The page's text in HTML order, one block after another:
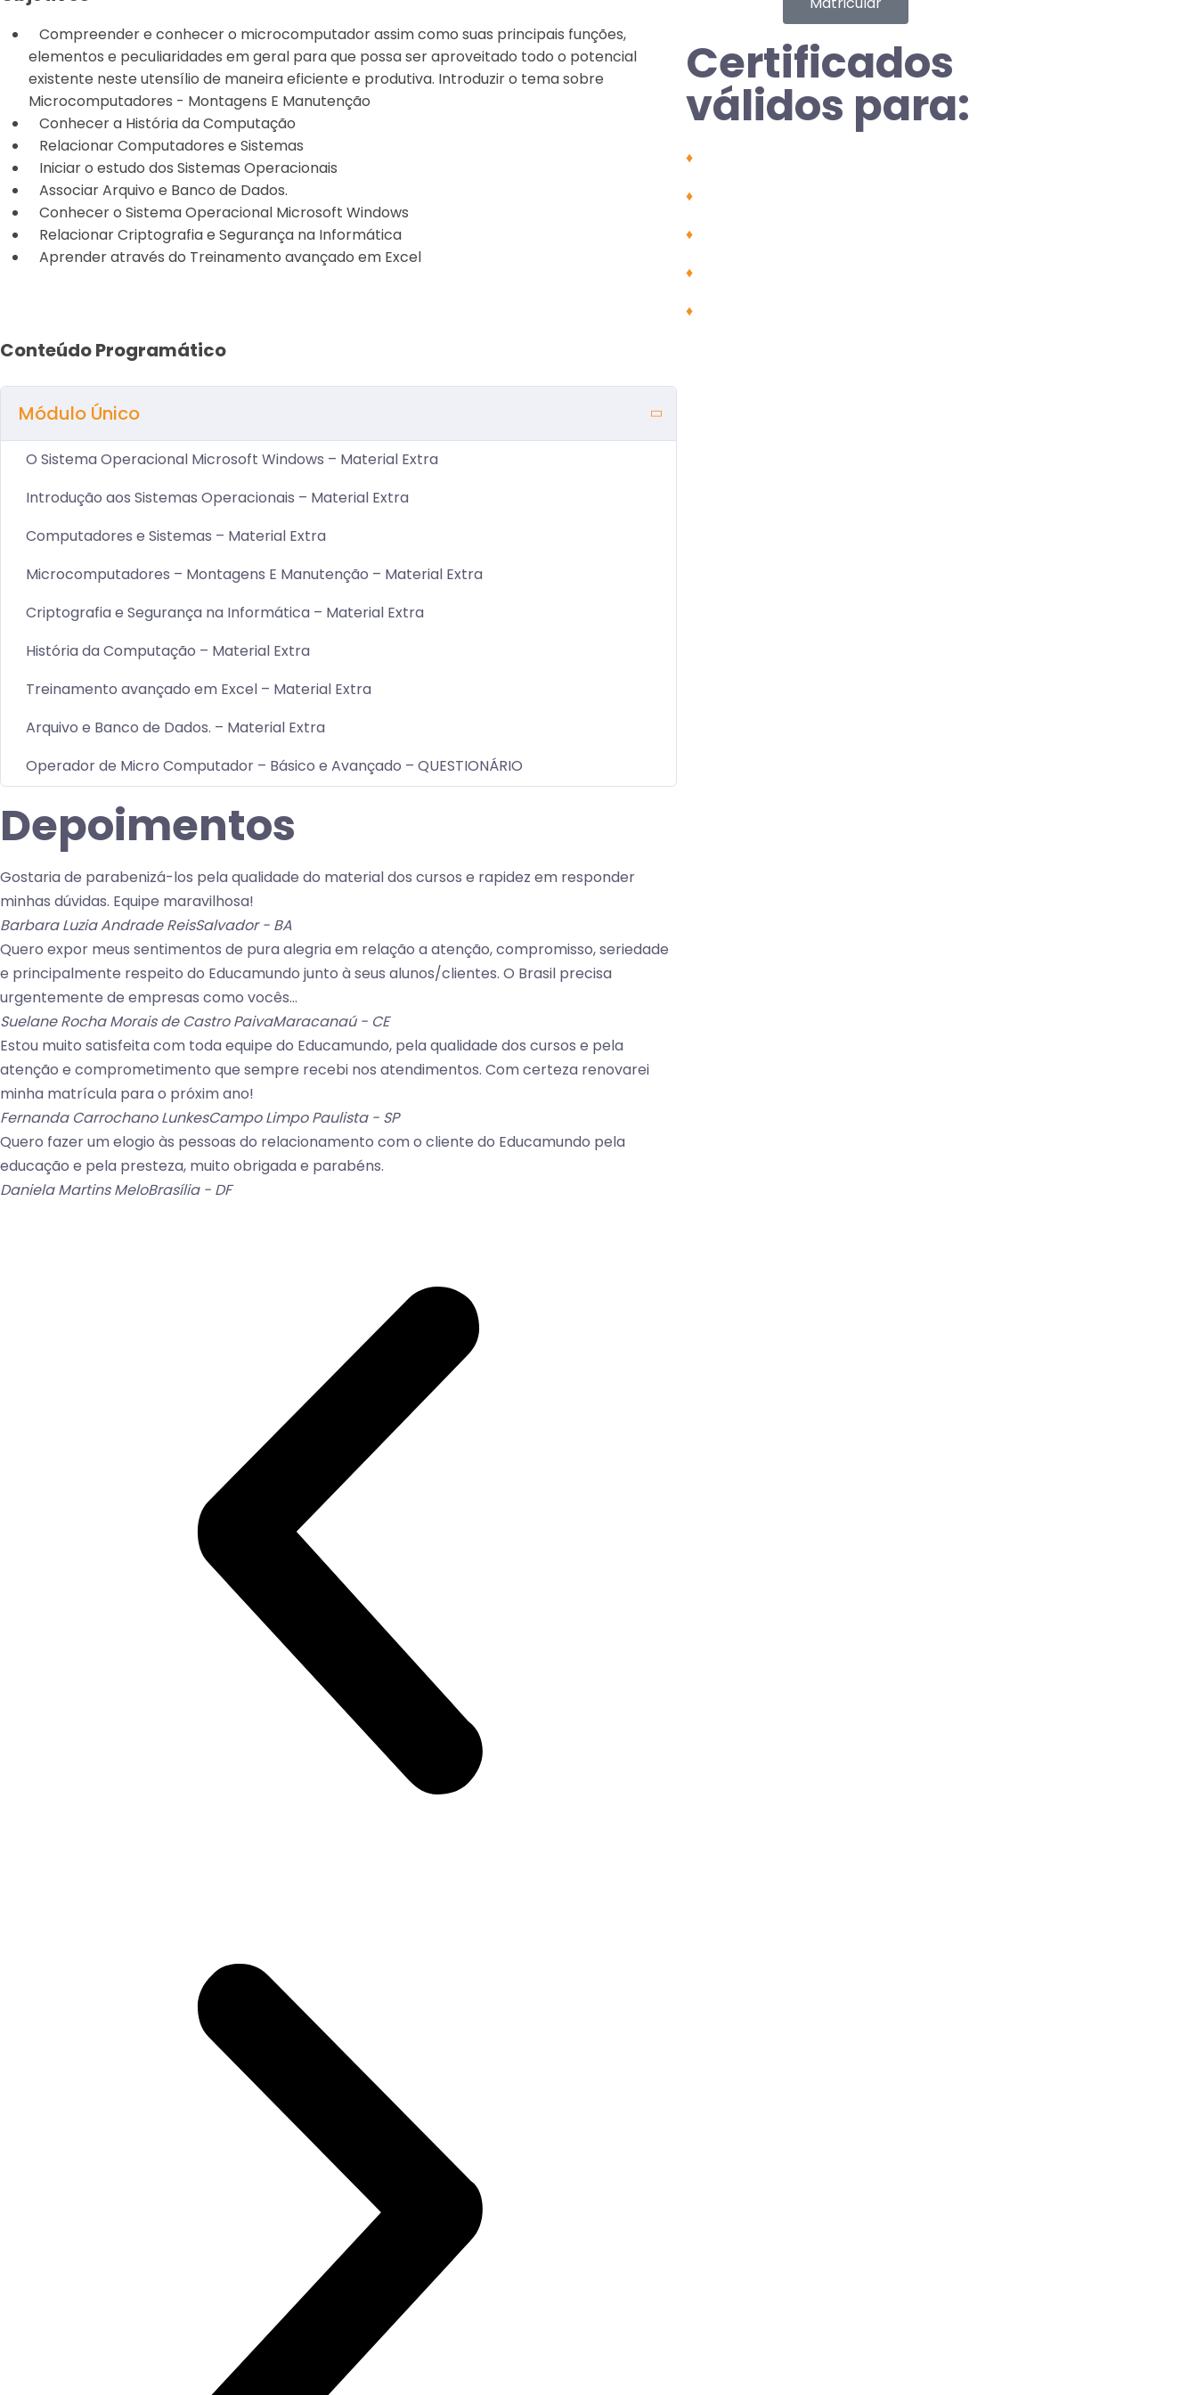
Compreender e conhecer o microcomputador assim como suas principais funções,
elementos e peculiaridades em geral para que possa ser aproveitado todo o potencial
existente neste utensílio de maneira eficiente e produtiva. Introduzir o tema sobre
Microcomputadores - Montagens E Manutenção
Conhecer a História da Computação
Relacionar Computadores e Sistemas
Iniciar o estudo dos Sistemas Operacionais
Associar Arquivo e Banco de Dados.
Conhecer o Sistema Operacional Microsoft Windows
Relacionar Criptografia e Segurança na Informática
Aprender através do Treinamento avançado em Excel
Conteúdo Programático
Módulo Único
O Sistema Operacional Microsoft Windows – Material Extra
Introdução aos Sistemas Operacionais – Material Extra
Computadores e Sistemas – Material Extra
Microcomputadores – Montagens E Manutenção – Material Extra
Criptografia e Segurança na Informática – Material Extra
História da Computação – Material Extra
Treinamento avançado em Excel – Material Extra
Arquivo e Banco de Dados. – Material Extra
Operador de Micro Computador – Básico e Avançado – QUESTIONÁRIO
Depoimentos
Gostaria de parabenizá-los pela qualidade do material dos cursos e rapidez em responder
minhas dúvidas. Equipe maravilhosa!
Barbara Luzia Andrade ReisSalvador - BA
Quero expor meus sentimentos de pura alegria em relação a atenção, compromisso, seriedade
e principalmente respeito do Educamundo junto à seus alunos/clientes. O Brasil precisa
urgentemente de empresas como vocês...
Suelane Rocha Morais de Castro PaivaMaracanaú - CE
Estou muito satisfeita com toda equipe do Educamundo, pela qualidade dos cursos e pela
atenção e comprometimento que sempre recebi nos atendimentos. Com certeza renovarei
minha matrícula para o próxim ano!
Fernanda Carrochano LunkesCampo Limpo Paulista - SP
Quero fazer um elogio às pessoas do relacionamento com o cliente do Educamundo pela
educação e pela presteza, muito obrigada e parabéns.
Daniela Martins MeloBrasília - DF
Certificados
válidos para:
♦
♦
♦
♦
♦